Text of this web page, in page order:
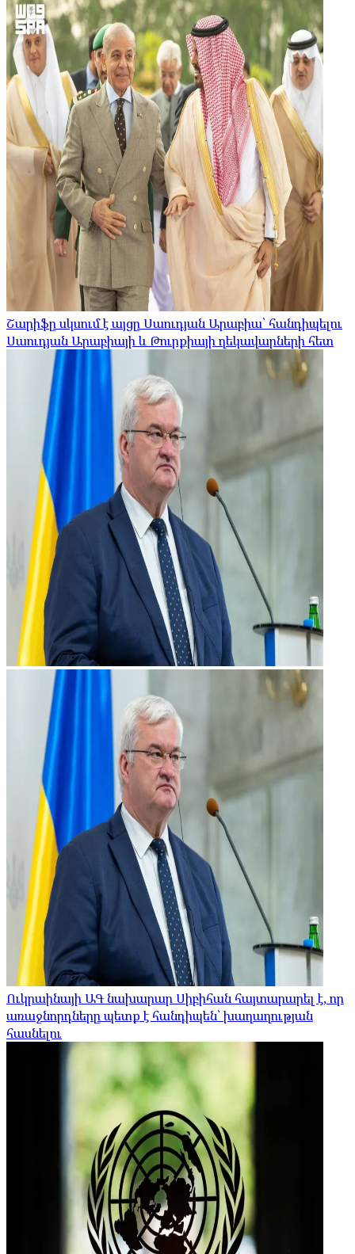
Շարիֆը սկսում է այցը Սաուդյան Արաբիա՝ հանդիպելու
Սաուդյան Արաբիայի և Թուրքիայի ղեկավարների հետ
Ուկրաինայի ԱԳ նախարար Սիբիհան հայտարարել է, որ
առաջնորդները պետք է հանդիպեն՝ խաղաղության
հասնելու